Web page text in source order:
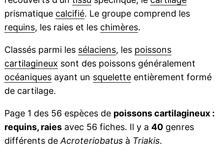
prismatique calcifié. Le groupe comprend les
requins, les raies et les chimères.
Classés parmi les sélaciens, les poissons
cartilagineux sont des poissons généralement
océaniquesayant un squeletteentièrement formé
de cartilage.
Page 1 des 56 espèces de poissons cartilagineux :
requins, raiesavec 56 fiches. Il y a 40genres
différents de Acroteriobatusà Triakis.